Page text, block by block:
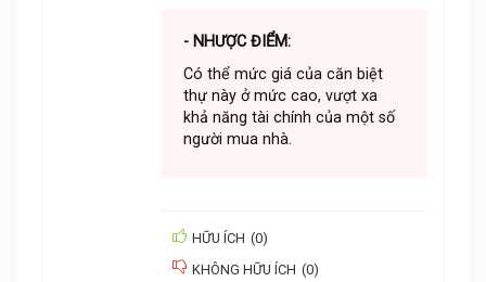
- NHƯỢC ĐIỂM:
Có thể mức giá của căn biệt
thự này ở mức cao, vượt xa
khả năng tài chính của một số
người mua nhà.
HỮU ÍCH (0)
KHÔNG HỮU ÍCH (0)